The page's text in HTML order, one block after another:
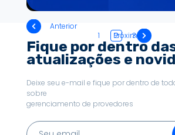
Anterior
1
2 3
Próximo
Fique por dentro
atualizações e
Deixe seu e-mail e fique por dentro de
sobre
gerenciamento de provedores